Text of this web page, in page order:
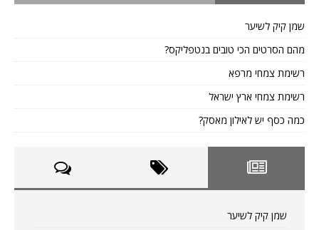
שמן קיק לשיער
מהם הסרטים הכי טובים בנטפליקס?
רשימת צמחי מרפא
רשימת צמחי ארץ ישראל
כמה כסף יש לאילון מאסק?
שמן קיק לשיער